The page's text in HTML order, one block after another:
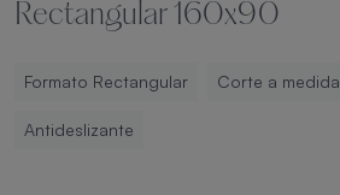
Rectangular 160x90
Formato Rectangular Corte a medida
Antideslizante